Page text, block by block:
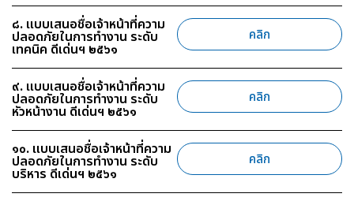
๘. แบบเสนอชื่อเจ้าหน้าที่ความ
ปลอดภัยในการทำงาน ระดับ
เทคนิค ดีเด่นฯ ๒๕๖๑
คลิก
๙. แบบเสนอชื่อเจ้าหน้าที่ความ
ปลอดภัยในการทำงาน ระดับ
หัวหน้างาน ดีเด่นฯ ๒๕๖๑
คลิก
๑๐. แบบเสนอชื่อเจ้าหน้าที่ความ
ปลอดภัยในการทำงาน ระดับ
บริหาร ดีเด่นฯ ๒๕๖๑
คลิก